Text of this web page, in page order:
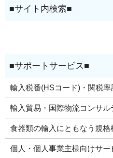
輸入税番(HSコード)・関税率
輸入貿易・国際物流コンサル
食器類の輸入にともなう規
個人・個人事業主様向けサー